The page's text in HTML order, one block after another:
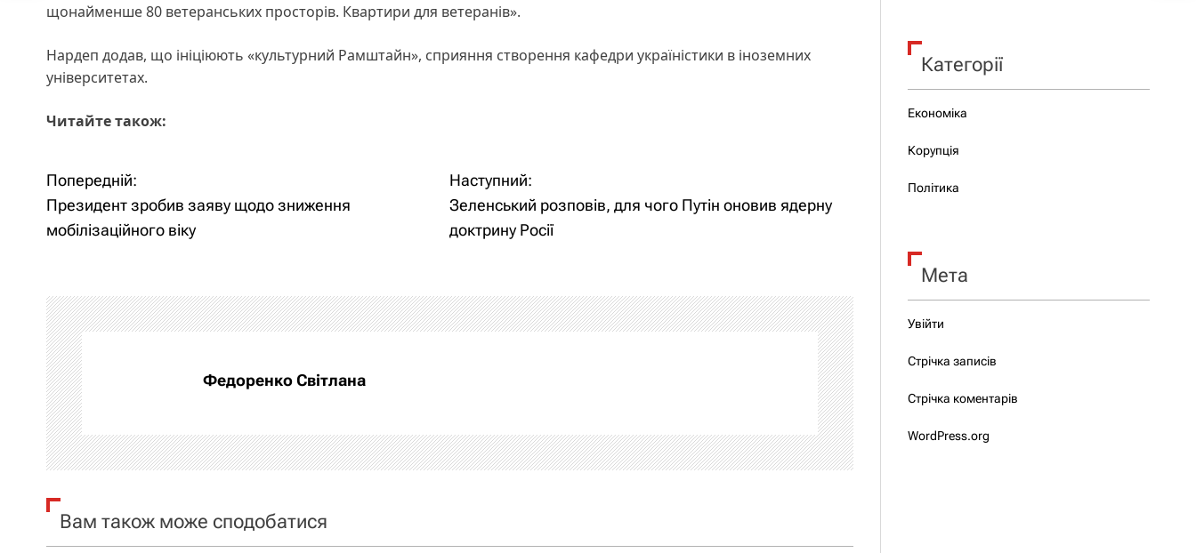
щонайменше 80 ветеранських просторів. Квартири для ветеранів».
Нардеп додав, що ініціюють «культурний Рамштайн», сприяння створення кафедри україністики в іноземних
університетах.
Читайте також:
Н
а
і
г
а
ц
і
я
Попередній:
Президент зробив заяву щодо зниження
мобілізаційного віку
Наступний:
Зеленський розповів, для чого Путін оновив ядерну
доктрину Росії
Федоренко Світлана
Вам також може сподобатися
Категорії
Економіка
Корупція
Політика
Мета
Увійти
Стрічка записів
Стрічка коментарів
WordPress.org